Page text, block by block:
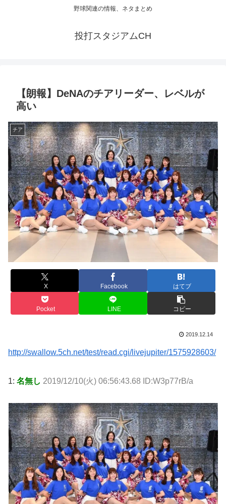
野球関連の情報、ネタまとめ
投打スタジアムCH
【朗報】DeNAのチアリーダー、レベルが
高い
チア
X Facebook はてブ
Pocket LINE コピー
2019.12.14
http://swallow.5ch.net/test/read.cgi/livejupiter/1575928603/
1: 名無し 2019/12/10(火) 06:56:43.68 ID:W3p77rB/a